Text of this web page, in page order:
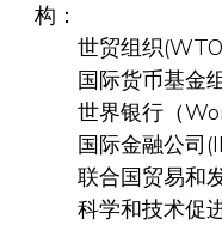
构：
世贸组织
国际货币基金组
世界银行（
国际金融公司
联合国贸易和发
科学和技术促进